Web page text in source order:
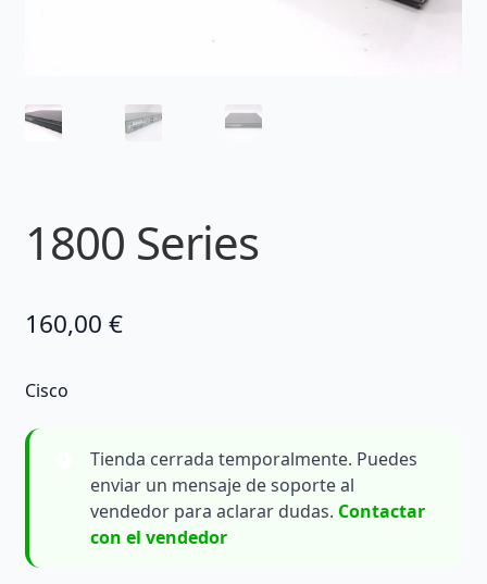
1800 Series
160,00 €
Cisco
Tienda cerrada temporalmente. Puedes
enviar un mensaje de soporte al
vendedor para aclarar dudas. Contactar
con el vendedor